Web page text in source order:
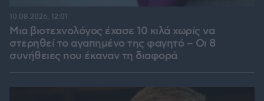
Μια βιοτεχνολόγος έχασε 10 κιλά χωρίς να
στερηθεί το αγαπημένο της φαγητό – Οι 8
συνήθειες που έκαναν τη διαφορά
10.08.2026, 12:01